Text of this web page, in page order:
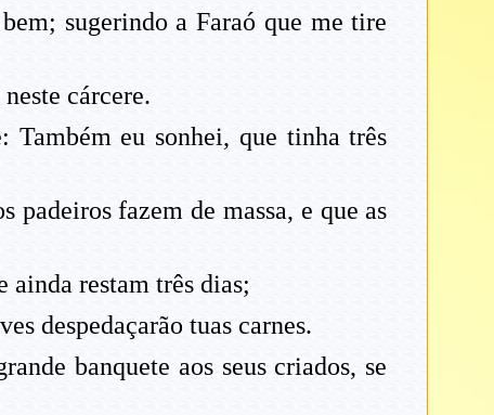
sugerindo a Faraó que me tire
cárcere.
Também eu sonhei, que tinha três
padeiros fazem de massa, e que as
ainda restam três dias;
despedaçarão tuas carnes.
banquete aos seus criados, se